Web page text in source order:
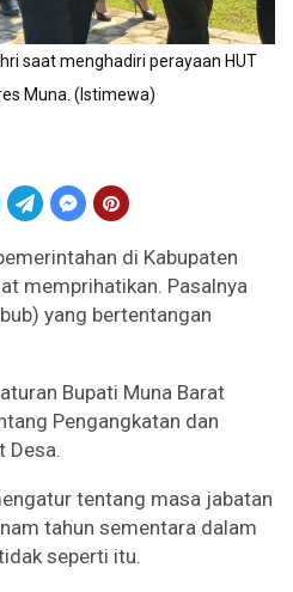
saat menghadiri perayaan HUT
Muna. (Istimewa)
di Kabupaten
memprihatikan. Pasalnya
yang bertentangan
Bupati Muna Barat
Pengangkatan dan
Desa.
tentang masa jabatan
tahun sementara dalam
seperti itu.